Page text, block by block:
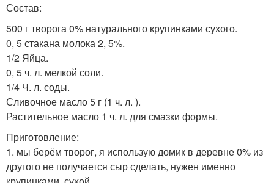
Состав:
500 г творога 0% натурального крупинками сухого.
0, 5 стакана молока 2, 5%.
1/2 Яйца.
0, 5 ч. л. мелкой соли.
1/4 Ч. л. соды.
Сливочное масло 5 г (1 ч. л. ).
Растительное масло 1 ч. л. для смазки формы.
Приготовление:
1. мы берём творог, я использую домик в деревне 0% из
другого не получается сыр сделать, нужен именно